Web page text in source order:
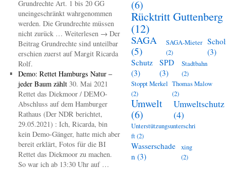
Grundrechte Art. 1 bis 20 GG
uneingeschränkt wahrgenommen
werden. Die Grundrechte müssen
nicht zurück … Weiterlesen → Der
Beitrag Grundrechte sind unteilbar
erschien zuerst auf Margit Ricarda
Rolf.
Demo: Rettet Hamburgs Natur –
jeder Baum zählt 30. Mai 2021
Rettet das Diekmoor / DEMO-
Abschluss auf dem Hamburger
Rathaus (Der NDR berichtet,
29.05.2021) : Ich, Ricarda, bin
kein Demo-Gänger, hatte mich aber
bereit erklärt, Fotos für die BI
Rettet das Diekmoor zu machen.
So war ich ab 13:30 Uhr auf …
(6)
Rücktritt Guttenberg
(12)
SAGA
(5)
SAGA-Mieter
(2)
(3)
Schutz
(3)
SPD
(3)
Stadtbahn
(2)
Stoppt Merkel
(2)
Thomas Malow
(2)
Umwelt
(6)
Umweltschutz
(4)
Unterstützungsunterschri
ft(2)
Wasserschade
n (3)
xing
(2)